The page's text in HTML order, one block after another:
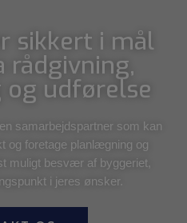
sikkert i mål
rådgivning,
udførelse
samarbejdspartner som kan
og foretage planlægning og
muligt besvær af byggeriet,
i jeres ønsker.